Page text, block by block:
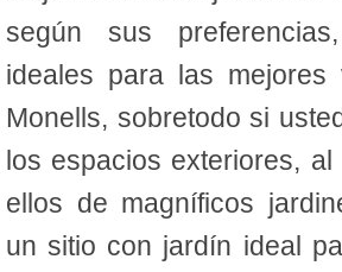
según sus
ideales para las mejores
Monells, sobretodo si
los espacios exteriores,
ellos de magníficos
un sitio con jardín ideal